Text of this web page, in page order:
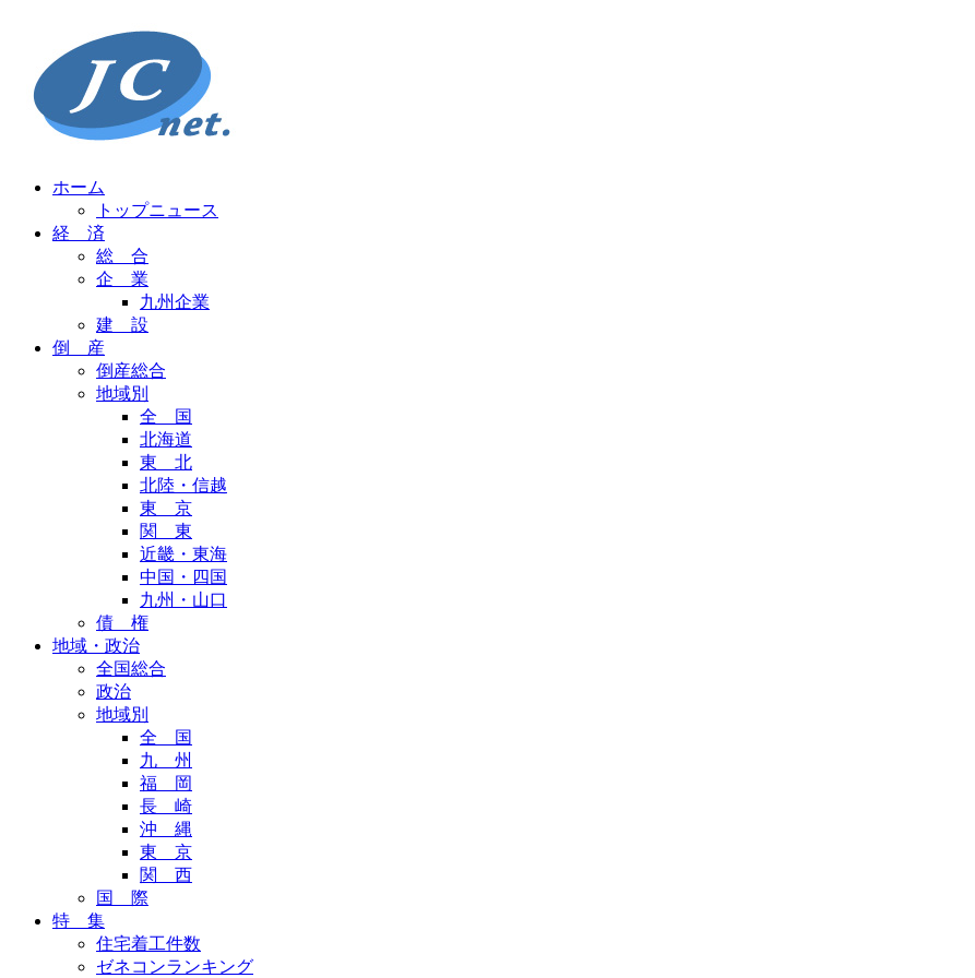
ホーム
トップニュース
経 済
総 合
企 業
九州企業
建 設
倒 産
倒産総合
地域別
全 国
北海道
東 北
北陸・信越
東 京
関 東
近畿・東海
中国・四国
九州・山口
債 権
地域・政治
全国総合
政治
地域別
全 国
九 州
福 岡
長 崎
沖 縄
東 京
関 西
国 際
特 集
住宅着工件数
ゼネコンランキング